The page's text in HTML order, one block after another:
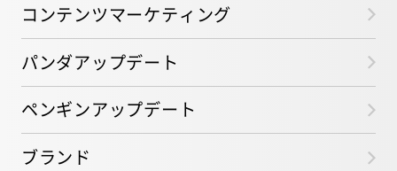
コンテンツマーケティング
パンダアップデート
ペンギンアップデート
ブランド